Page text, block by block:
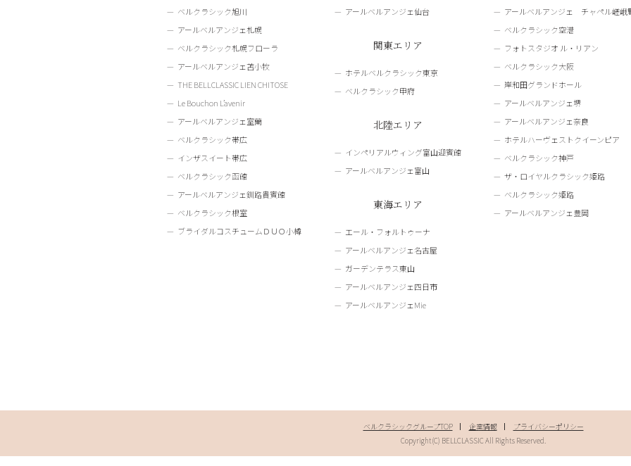
ベルクラシック旭川
アールベルアンジェ札幌
ベルクラシック札幌フローラ
アールベルアンジェ苫小牧
THE BELLCLASSIC LIEN CHITOSE
Le Bouchon L’avenir
アールベルアンジェ室蘭
ベルクラシック帯広
インザスイート帯広
ベルクラシック函館
アールベルアンジェ釧路貴賓館
ベルクラシック根室
ブライダルコスチュームＤＵＯ小樽
アールベルアンジェ仙台
関東エリア
ホテルベルクラシック東京
ベルクラシック甲府
北陸エリア
インペリアルウィング富山迎賓館
アールベルアンジェ富山
東海エリア
エール・フォルトゥーナ
アールベルアンジェ名古屋
ガーデンテラス東山
アールベルアンジェ四日市
アールベルアンジェMie
アールベルアンジェ チャペル嵯峨
ベルクラシック空港
フォトスタジオ ル・リアン
ベルクラシック大阪
岸和田グランドホール
アールベルアンジェ堺
アールベルアンジェ奈良
ホテルハーヴェストクイーンピア
ベルクラシック神戸
ザ・ロイヤルクラシック姫路
ベルクラシック姫路
アールベルアンジェ豊岡
ベルクラシックグループTOP 企業情報
プライバシーポリシー
Copyright(C) BELLCLASSIC All Rights Reserved.